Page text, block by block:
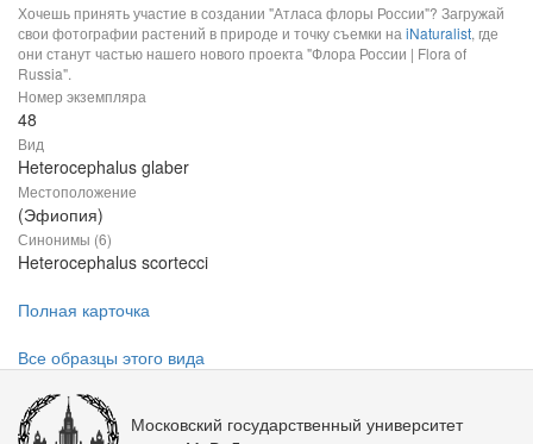
Хочешь принять участие в создании "Атласа флоры России"? Загружай
свои фотографии растений в природе и точку съемки на iNaturalist, где
они станут частью нашего нового проекта "Флора России | Flora of
Russia".
Номер экземпляра
48
Вид
Heterocephalus glaber
Местоположение
(Эфиопия)
Синонимы (6)
Heterocephalus scortecci
Полная карточка
Все образцы этого вида
Московский государственный университет